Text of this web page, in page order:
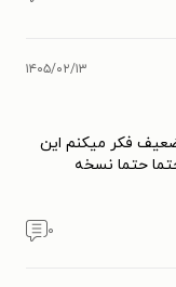
۱۴۰۵/۰۲/۱۳
فکر میکنم این
حتما نسخه
۰